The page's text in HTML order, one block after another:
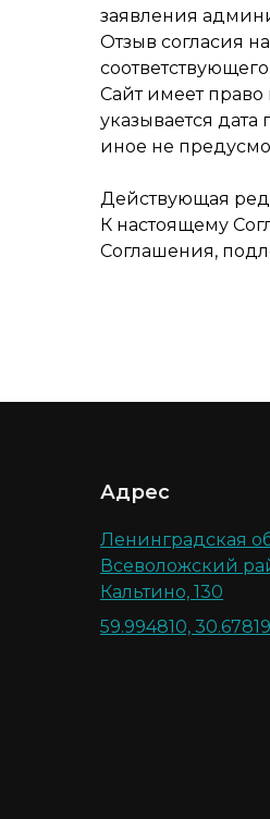
заявления
Отзыв согласия
Сайт имеет
указывается
иное не
Действующая
К настоящему
Соглашения,
Адрес
Ленинградская
Всеволожский
Кальтино, 130
59.994810,